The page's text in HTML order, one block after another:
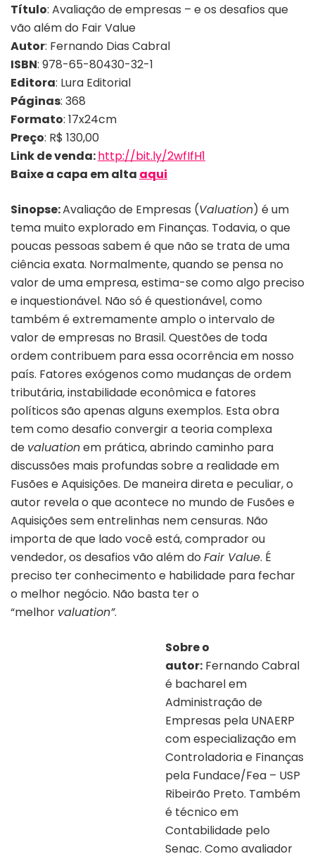
Título: Avaliação de empresas – e os desafios que
vão além do Fair Value
Autor: Fernando Dias Cabral
ISBN: 978-65-80430-32-1
Editora: Lura Editorial
Páginas: 368
Formato: 17x24cm
Preço: R$ 130,00
Link de venda:http://bit.ly/2wfIfH1
Baixe a capa em alta aqui
Sinopse:Avaliação de Empresas (Valuation) é um
tema muito explorado em Finanças. Todavia, o que
poucas pessoas sabem é que não se trata de uma
ciência exata. Normalmente, quando se pensa no
valor de uma empresa, estima-se como algo preciso
e inquestionável. Não só é questionável, como
também é extremamente amplo o intervalo de
valor de empresas no Brasil. Questões de toda
ordem contribuem para essa ocorrência em nosso
país. Fatores exógenos como mudanças de ordem
tributária, instabilidade econômica e fatores
políticos são apenas alguns exemplos. Esta obra
tem como desafio convergir a teoria complexa
de valuationem prática, abrindo caminho para
discussões mais profundas sobre a realidade em
Fusões e Aquisições. De maneira direta e peculiar, o
autor revela o que acontece no mundo de Fusões e
Aquisições sem entrelinhas nem censuras. Não
importa de que lado você está, comprador ou
vendedor, os desafios vão além do Fair Value. É
preciso ter conhecimento e habilidade para fechar
o melhor negócio. Não basta ter o
“melhor valuation”.
Sobre o
autor: Fernando Cabral
é bacharel em
Administração de
Empresas pela UNAERP
com especialização em
Controladoria e Finanças
pela Fundace/Fea – USP
Ribeirão Preto. Também
é técnico em
Contabilidade pelo
Senac. Como avaliador